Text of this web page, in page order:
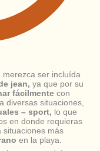
merezca ser incluída
jean, ya que por su
fácilmente con
diversas situaciones,
– sport, lo que
en donde requieras
situaciones más
en la playa.